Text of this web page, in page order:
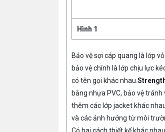
Hình 1
Bảo vệ sợi cáp quang là lớp
bảo vệ chính là lớp chịu lực
có tên gọi khác nhau.
bằng nhựa PVC, bảo vệ
thêm các lớp jacket khác
và các ảnh hưởng từ môi